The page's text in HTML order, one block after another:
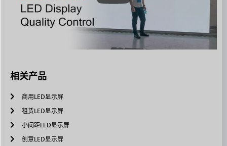
相关产品
商用LED显示屏
租赁LED显示屏
小间距LED显示屏
创意LED显示屏